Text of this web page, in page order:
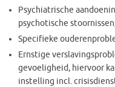
Psychiatrische
psychotische
Specifieke
Ernstige
gevoeligheid, hiervoor
instelling incl.